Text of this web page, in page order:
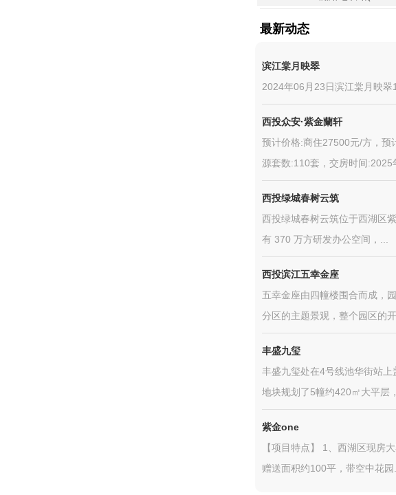
最新动态
滨江棠月映翠
2024年06月23日滨江棠月映翠
西投众安·紫金蘭轩
预计价格:商住27500元/方，
源套数:110套，交房时间:2025
西投绿城春树云筑
西投绿城春树云筑位于西湖区
有 370 万方研发办公空间，...
西投滨江五幸金座
五幸金座由四幢楼围合而成，
分区的主题景观，整个园区的开
丰盛九玺
丰盛九玺处在4号线池华街站
地块规划了5幢约420㎡大平层
紫金one
【项目特点】 1、西湖区现房
赠送面积约100平，带空中花园